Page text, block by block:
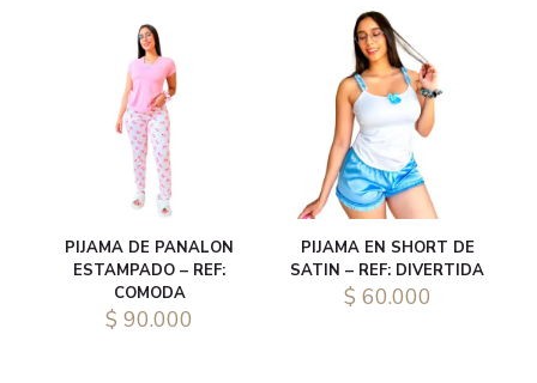
PIJAMA DE PANALON
ESTAMPADO – REF:
COMODA
$ 90.000
PIJAMA EN SHORT DE
SATIN – REF: DIVERTIDA
$ 60.000